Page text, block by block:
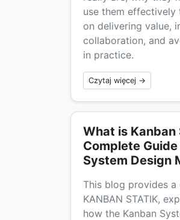
use them
on delivering value,
collaboration, and
in practice.
Czytaj więcej →
What is Kanban
Complete
System Design
This blog provides
KANBAN STATIK,
how the Kanban